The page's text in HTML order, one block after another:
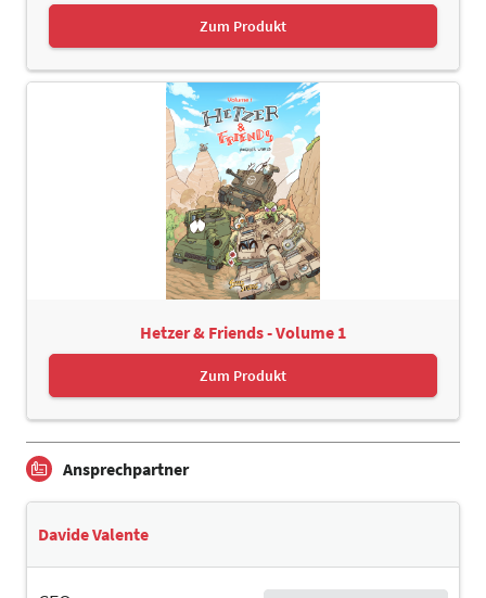
Zum Produkt
Hetzer & Friends - Volume 1
Zum Produkt
Ansprechpartner
Davide Valente